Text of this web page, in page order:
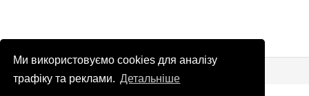
Ми використовуємо cookies для аналізу
трафіку та реклами. Детальніше
© Патріоти України 2026
Правова інформація